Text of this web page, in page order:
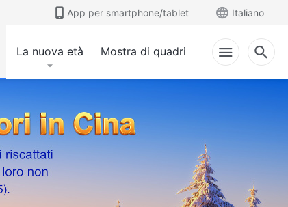
App per smartphone/tablet Italiano
La nuova età Mostra di quadri